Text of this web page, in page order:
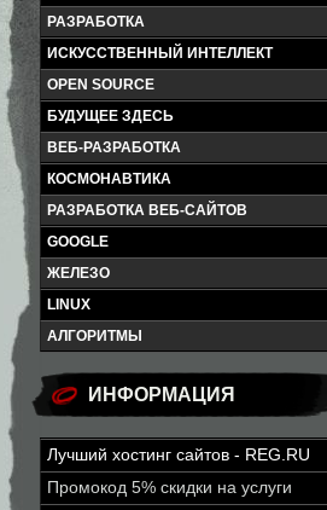
РАЗРАБОТКА
ИСКУССТВЕННЫЙ ИНТЕЛЛЕКТ
OPEN SOURCE
БУДУЩЕЕ ЗДЕСЬ
ВЕБ-РАЗРАБОТКА
КОСМОНАВТИКА
РАЗРАБОТКА ВЕБ-САЙТОВ
GOOGLE
ЖЕЛЕЗО
LINUX
АЛГОРИТМЫ
ИНФОРМАЦИЯ
Лучший хостинг сайтов - REG.RU
Промокод 5% скидки на услуги